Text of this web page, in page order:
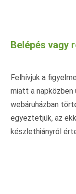
Belépés vagy
Felhívjuk a
miatt a
webáruházban
egyeztetjük, az
készlethiányról